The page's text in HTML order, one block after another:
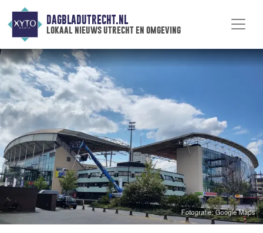
DAGBLADUTRECHT.NL
lokaal nieuws utrecht en omgeving